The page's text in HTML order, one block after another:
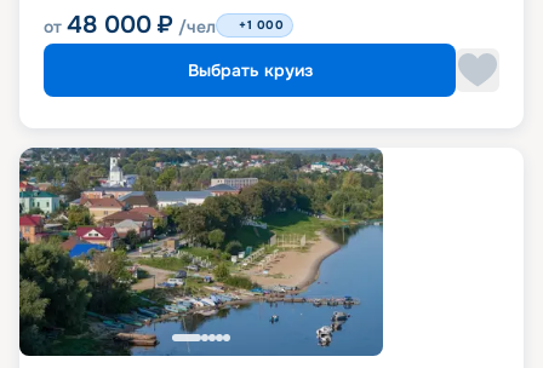
от 48 000 ₽ /чел +1 000
Выбрать круиз